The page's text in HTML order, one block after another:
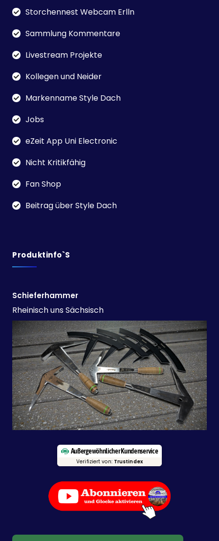
Storchennest Webcam Erlln
Sammlung Kommentare
Livestream Projekte
Kollegen und Neider
Markenname Style Dach
Jobs
eZeit App Uni Electronic
Nicht Kritikfähig
Fan Shop
Beitrag über Style Dach
Produktinfo`s
Schieferhammer
Rheinisch uns Sächsisch
Außergewöhnlicher Kundenservice
Verifiziert von: Trustindex